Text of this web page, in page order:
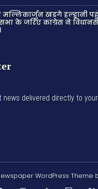
मल्लिकार्जुन खड़गे हल्द्वानी
के जरिए कांग्रेस ने
news delivered directly to
WordPress Theme